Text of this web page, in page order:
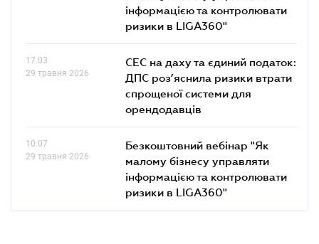
інформацією та контролювати
ризики в LIGA360"
17.03
29 травня 2026
СЕС на даху та єдиний податок:
ДПС роз’яснила ризики втрати
спрощеної системи для
орендодавців
10.07
29 травня 2026
Безкоштовний вебінар "Як
малому бізнесу управляти
інформацією та контролювати
ризики в LIGA360"